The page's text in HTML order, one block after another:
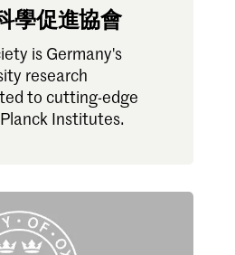
學促進協會
is Germany's
research
to cutting-edge
Institutes.